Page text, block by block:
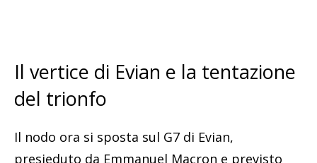
Il vertice di Evian e la tentazione
del trionfo
Il nodo ora si sposta sul G7 di Evian,
presieduto da Emmanuel Macron e previsto